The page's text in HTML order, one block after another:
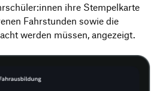
ihre Stempelkarte
Fahrstunden sowie die
werden müssen, angezeigt.